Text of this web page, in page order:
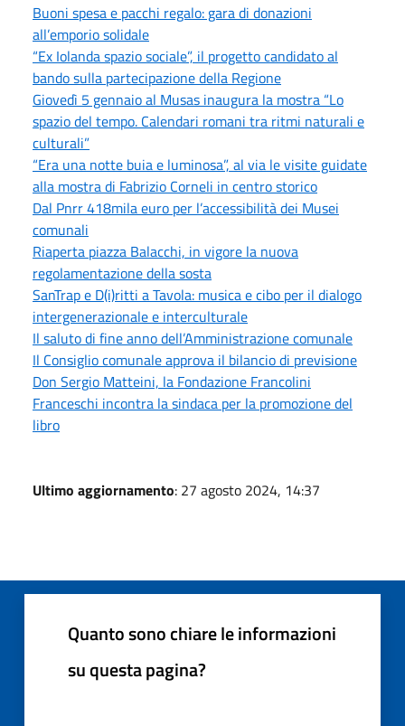
Buoni spesa e pacchi regalo: gara di donazioni
all’emporio solidale
“Ex Iolanda spazio sociale”, il progetto candidato al
bando sulla partecipazione della Regione
Giovedì 5 gennaio al Musas inaugura la mostra “Lo
spazio del tempo. Calendari romani tra ritmi naturali e
culturali”
“Era una notte buia e luminosa”, al via le visite guidate
alla mostra di Fabrizio Corneli in centro storico
Dal Pnrr 418mila euro per l’accessibilità dei Musei
comunali
Riaperta piazza Balacchi, in vigore la nuova
regolamentazione della sosta
SanTrap e D(i)ritti a Tavola: musica e cibo per il dialogo
intergenerazionale e interculturale
Il saluto di fine anno dell’Amministrazione comunale
Il Consiglio comunale approva il bilancio di previsione
Don Sergio Matteini, la Fondazione Francolini
Franceschi incontra la sindaca per la promozione del
libro
Ultimo aggiornamento: 27 agosto 2024, 14:37
Quanto sono chiare le informazioni
su questa pagina?